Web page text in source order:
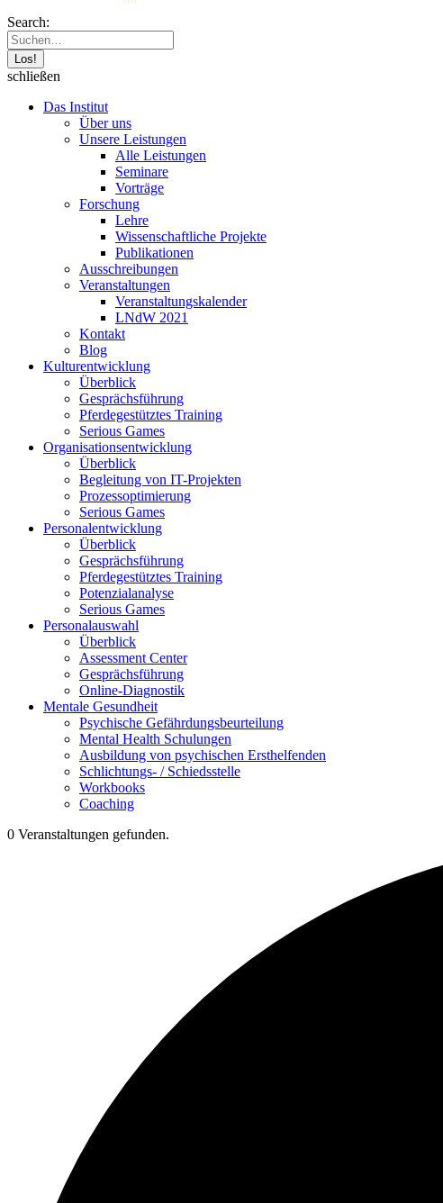
Search:
schließen
Das Institut
Über uns
Unsere Leistungen
Alle Leistungen
Seminare
Vorträge
Forschung
Lehre
Wissenschaftliche Projekte
Publikationen
Ausschreibungen
Veranstaltungen
Veranstaltungskalender
LNdW 2021
Kontakt
Blog
Kulturentwicklung
Überblick
Gesprächsführung
Pferdegestütztes Training
Serious Games
Organisationsentwicklung
Überblick
Begleitung von IT-Projekten
Prozessoptimierung
Serious Games
Personalentwicklung
Überblick
Gesprächsführung
Pferdegestütztes Training
Potenzialanalyse
Serious Games
Personalauswahl
Überblick
Assessment Center
Gesprächsführung
Online-Diagnostik
Mentale Gesundheit
Psychische Gefährdungs­beurteilung
Mental Health Schulungen
Ausbildung von psychischen Ersthelfenden
Schlichtungs- / Schiedsstelle
Workbooks
Coaching
0 Veranstaltungen gefunden.